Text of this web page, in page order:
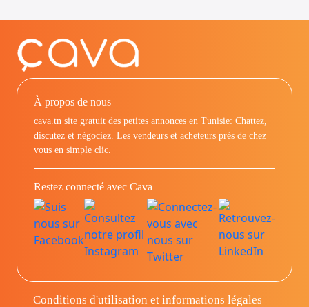
À propos de nous
cava.tn site gratuit des petites annonces en Tunisie: Chattez,
discutez et négociez. Les vendeurs et acheteurs prés de chez
vous en simple clic.
Restez connecté avec Cava
Conditions d'utilisation et informations légales